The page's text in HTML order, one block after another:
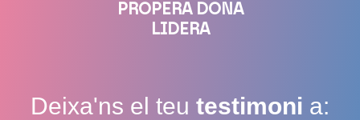
PROPERA DONA
LIDERA
Deixa'ns el teu testimoni a: